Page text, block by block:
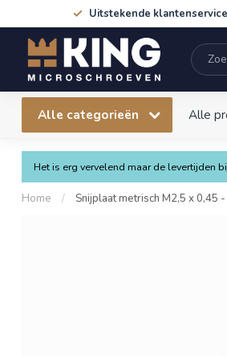
Uitstekende klantenservice
Alle categorieën Alle
Het is erg vervelend maar de levertijden
Home / Snijplaat metrisch M2,5 x 0,45